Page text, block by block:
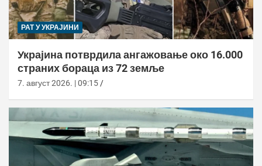
РАТ У УКРАЈИНИ
Украјина потврдила ангажовање око 16.000
страних бораца из 72 земље
7. август 2026. | 09:15